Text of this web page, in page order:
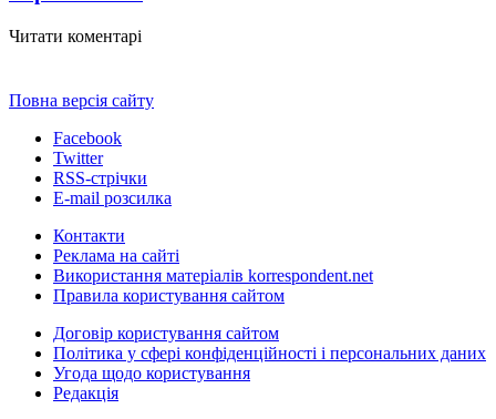
Читати коментарі
Повна версія сайту
Facebook
Twitter
RSS-стрічки
E-mail розсилка
Контакти
Реклама на сайті
Використання матеріалів korrespondent.net
Правила користування сайтом
Договір користування сайтом
Політика у сфері конфіденційності і персональних даних
Угода щодо користування
Редакція